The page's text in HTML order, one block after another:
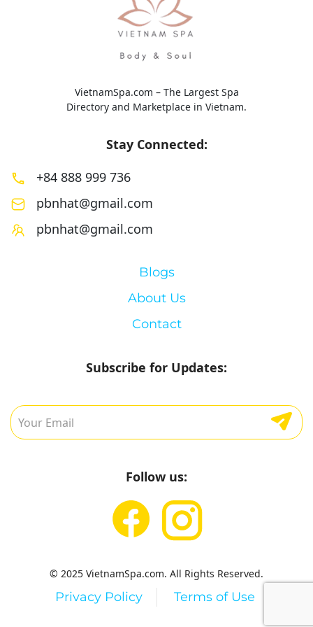
VietnamSpa.com – The Largest Spa
Directory and Marketplace in Vietnam.
Stay Connected:
+84 888 999 736
pbnhat@gmail.com
pbnhat@gmail.com
Blogs
About Us
Contact
Subscribe for Updates:
Follow us:
© 2025 VietnamSpa.com. All Rights Reserved.
Privacy Policy Terms of Use